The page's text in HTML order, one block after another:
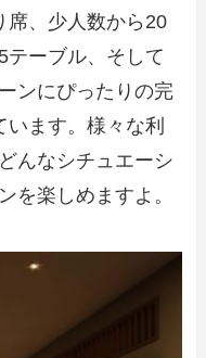
席、少人数から20
テーブル、そして
ンにぴったりの完
ます。様々な利
んなシチュエーシ
を楽しめますよ。